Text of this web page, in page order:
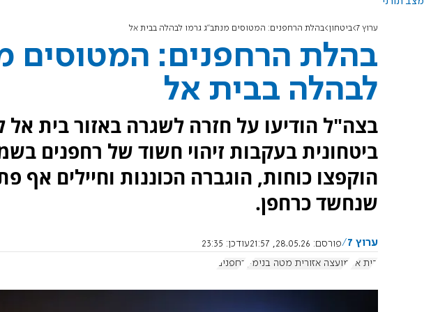
ערוץ 7 ביטחון בהלת הרחפנים: המטוסים מנתב"ג גרמו לבהלה בבית אל
בהלת הרחפנים: המטוסים
לבהלה בבית אל
בצה"ל הודיעו על חזרה לשגרה באזור בית
ביטחונית בעקבות זיהוי חשוד של רחפנים
הוקפצו כוחות, הוגברה הכוננות וחיילים אף
שנחשד כרחפן.
ערוץ 7 פורסם: 28.05.26, 21:57 עודכן: 23:35
בית אל
מועצה אזורית מטה בנימין רחפנים